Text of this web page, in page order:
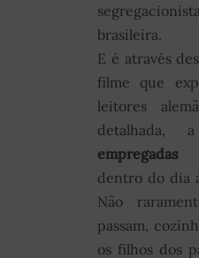
brasileira.
E é através
filme que
leitores
detalhada,
dentro do dia
Não
passam,
os filhos dos